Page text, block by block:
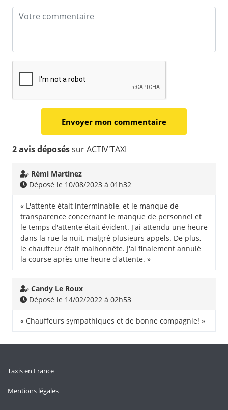
2 avis déposéssur ACTIV'TAXI
Rémi Martinez
Déposé le 10/08/2023 à 01h32
« L'attente était interminable, et le manque de
transparence concernant le manque de personnel et
le temps d'attente était évident. J'ai attendu une heure
dans la rue la nuit, malgré plusieurs appels. De plus,
le chauffeur était malhonnête. J'ai finalement annulé
la course après une heure d'attente. »
Candy Le Roux
Déposé le 14/02/2022 à 02h53
« Chauffeurs sympathiques et de bonne compagnie! »
Taxis en France
Mentions légales